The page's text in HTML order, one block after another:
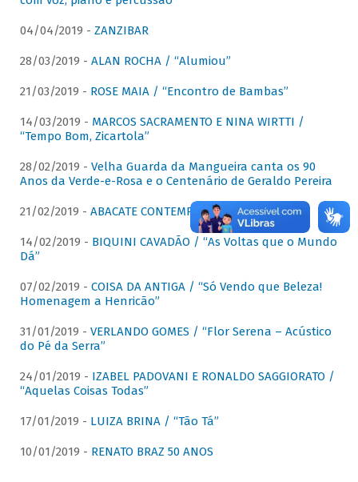
04/04/2019 - ZANZIBAR
28/03/2019 - ALAN ROCHA / “Alumiou”
21/03/2019 - ROSE MAIA / “Encontro de Bambas”
14/03/2019 - MARCOS SACRAMENTO E NINA WIRTTI /
“Tempo Bom, Zicartola”
28/02/2019 - Velha Guarda da Mangueira canta os 90
Anos da Verde-e-Rosa e o Centenário de Geraldo Pereira
21/02/2019 - ABACATE CONTEMPORÂNEO
14/02/2019 - BIQUINI CAVADÃO / “As Voltas que o Mundo
Dá”
07/02/2019 - COISA DA ANTIGA / “Só Vendo que Beleza!
Homenagem a Henricão”
31/01/2019 - VERLANDO GOMES / “Flor Serena – Acústico
do Pé da Serra”
24/01/2019 - IZABEL PADOVANI E RONALDO SAGGIORATO /
“Aquelas Coisas Todas”
17/01/2019 - LUIZA BRINA / “Tão Tá”
10/01/2019 - RENATO BRAZ 50 ANOS